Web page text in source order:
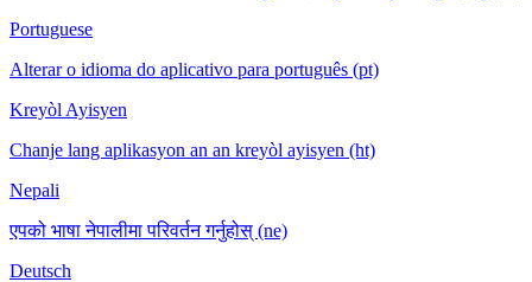
Portuguese
Alterar o idioma do aplicativo para português (pt)
Kreyòl Ayisyen
Chanje lang aplikasyon an an kreyòl ayisyen (ht)
Nepali
एपको भाषा नेपालीमा परिवर्तन गर्नुहोस् (ne)
Deutsch